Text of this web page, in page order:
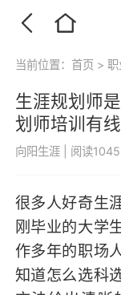
当前位置：首页 > 职
生涯规划师
划师培训有线
向阳生涯 阅读
很多人好奇生
刚毕业的大学
作多年的职场
知道怎么选科